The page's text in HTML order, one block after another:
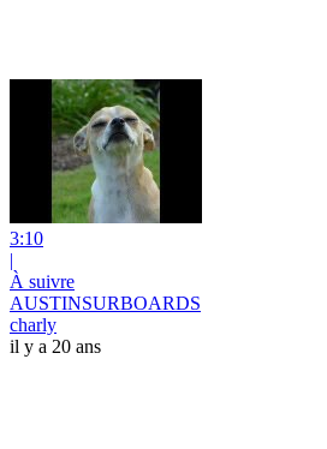
3:10
|
À suivre
AUSTINSURBOARDS
charly
il y a 20 ans